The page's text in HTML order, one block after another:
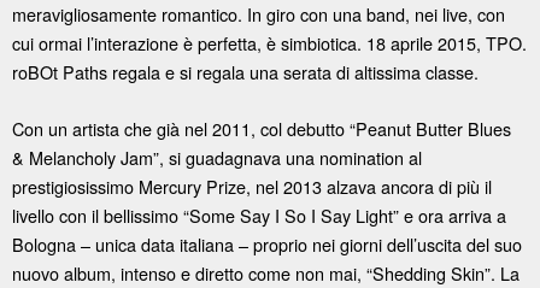
meravigliosamente romantico. In giro con una band, nei live, con
cui ormai l’interazione è perfetta, è simbiotica. 18 aprile 2015, TPO.
roBOt Paths regala e si regala una serata di altissima classe.
Con un artista che già nel 2011, col debutto “Peanut Butter Blues
& Melancholy Jam”, si guadagnava una nomination al
prestigiosissimo Mercury Prize, nel 2013 alzava ancora di più il
livello con il bellissimo “Some Say I So I Say Light” e ora arriva a
Bologna – unica data italiana – proprio nei giorni dell’uscita del suo
nuovo album, intenso e diretto come non mai, “Shedding Skin”. La